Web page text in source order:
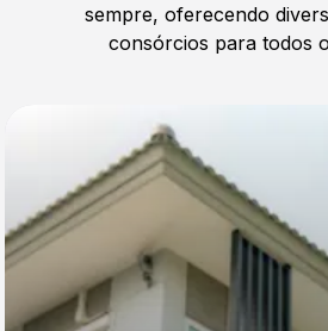
sempre, oferecendo
consórcios para todos